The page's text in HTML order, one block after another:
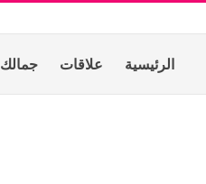
الرئيسية علاقات جمالك